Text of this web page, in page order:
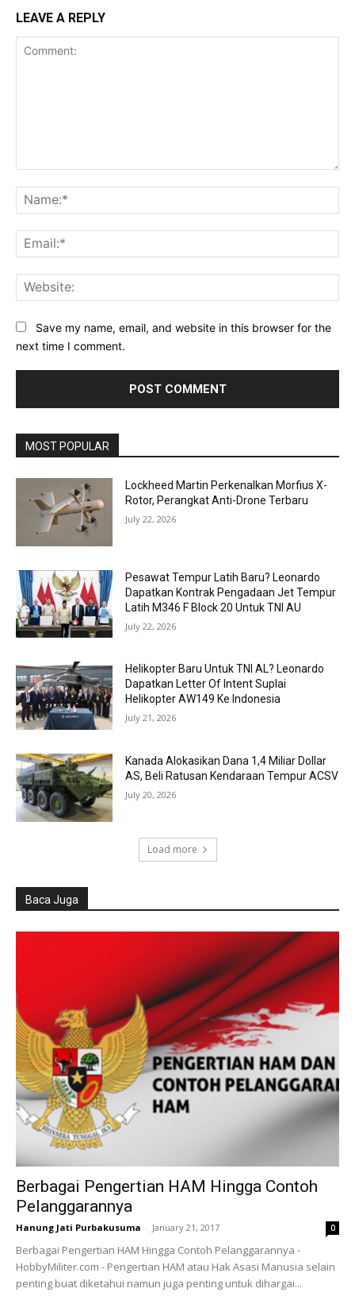
LEAVE A REPLY
Save my name, email, and website in this browser for the
next time I comment.
MOST POPULAR
Lockheed Martin Perkenalkan Morfius X-
Rotor, Perangkat Anti-Drone Terbaru
July 22, 2026
Pesawat Tempur Latih Baru? Leonardo
Dapatkan Kontrak Pengadaan Jet Tempur
Latih M346 F Block 20 Untuk TNI AU
July 22, 2026
Helikopter Baru Untuk TNI AL? Leonardo
Dapatkan Letter Of Intent Suplai
Helikopter AW149 Ke Indonesia
July 21, 2026
Kanada Alokasikan Dana 1,4 Miliar Dollar
AS, Beli Ratusan Kendaraan Tempur ACSV
July 20, 2026
Load more
Baca Juga
Berbagai Pengertian HAM Hingga Contoh
Pelanggarannya
Hanung Jati Purbakusuma - January 21, 2017 0
Berbagai Pengertian HAM Hingga Contoh Pelanggarannya -
HobbyMiliter.com - Pengertian HAM atau Hak Asasi Manusia selain
penting buat diketahui namun juga penting untuk dihargai...